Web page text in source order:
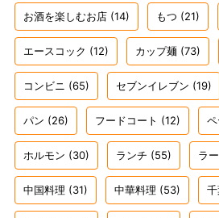
お酒を楽しむお店 (14) もつ (21)
エースコック (12) カップ麺 (73)
コンビニ (65) セブンイレブン (19)
パン (26) フードコート (12)
ホルモン (30) ランチ (55) ラ
中国料理 (31) 中華料理 (53)